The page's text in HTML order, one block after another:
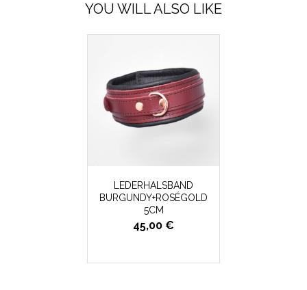
YOU WILL ALSO LIKE
LEDERHALSBAND
BURGUNDY+ROSÉGOLD
5CM
45,00 €